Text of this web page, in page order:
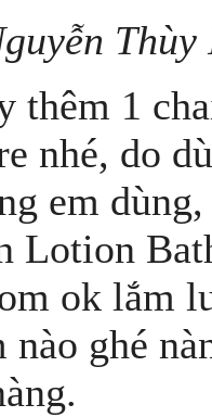
Thùy
thêm 1
nhé, do
em
Lotion
ok lắm
ghé